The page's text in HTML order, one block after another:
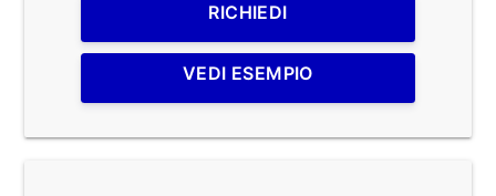
RICHIEDI
VEDI ESEMPIO